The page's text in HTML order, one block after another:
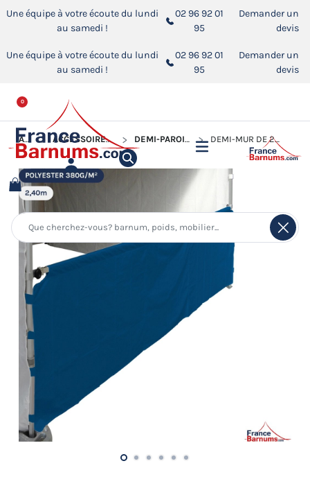
Une équipe à votre écoute du lundi
au samedi !
02 96 92 01
95
Demander un
devis
Une équipe à votre écoute du lundi
au samedi !
02 96 92 01
95
Demander un
devis
0
ACCUEIL ACCESSOIRES POUR BARNUMS PLIANTS DEMI-PAROIS POUR BARNUM PLIANT DEMI-MUR DE 2,4M EN POLYESTER 380GR/M²